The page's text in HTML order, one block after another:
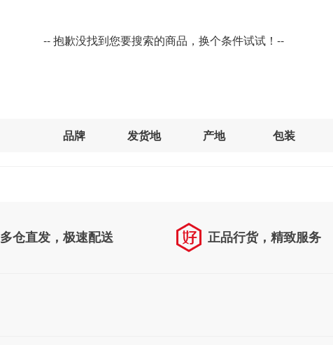
-- 抱歉没找到您要搜索的商品，换个条件试试！--
品牌 发货地 产地 包装
多仓直发，极速配送 正品行货，精致服务